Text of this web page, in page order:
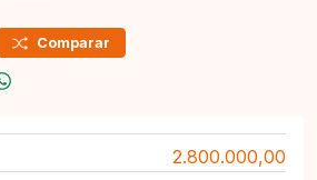
Comparar
2.800.000,00